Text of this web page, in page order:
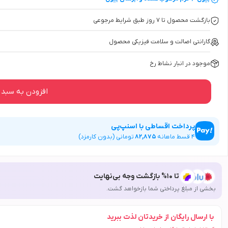
بازگشت محصول تا ۷ روز طبق شرایط مرجوعی
گارانتی اصالت و سلامت فیزیکی محصول
موجود در انبار نشاط رخ
افزودن به
پرداخت اقساطی با اسنپ‌پی
4 قسط ماهانه 82,875تومانی (بدون کارمزد)
تا 10% بازگشت وجه بی‌نهایت
بخشی از مبلغ پرداختی شما بازخواهد گشت.
با ارسال رایگان از خریدتان لذت ببرید